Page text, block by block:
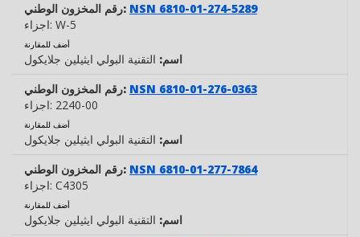
رقم المخزون الوطني: NSN 6810-01-274-5289
اجزاء: W-5
أضف للمقارنة
اسم: التقنية البولي ايثيلين جلايكول
رقم المخزون الوطني: NSN 6810-01-276-0363
اجزاء: 2240-00
أضف للمقارنة
اسم: التقنية البولي ايثيلين جلايكول
رقم المخزون الوطني: NSN 6810-01-277-7864
اجزاء: C4305
أضف للمقارنة
اسم: التقنية البولي ايثيلين جلايكول